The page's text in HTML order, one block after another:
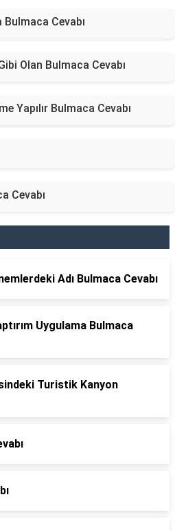
Bulmaca Cevabı
Olan Bulmaca Cevabı
Yapılır Bulmaca Cevabı
Cevabı
Adı Bulmaca Cevabı
Uygulama Bulmaca
Turistik Kanyon